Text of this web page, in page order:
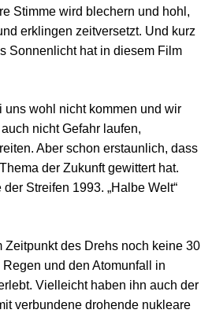
Stimme wird blechern und hohl,
erklingen zeitversetzt. Und kurz
Sonnenlicht hat in diesem Film
uns wohl nicht kommen und wir
nicht Gefahr laufen,
Aber schon erstaunlich, dass
der Zukunft gewittert hat.
Streifen 1993. „Halbe Welt“
Zeitpunkt des Drehs noch keine 30
und den Atomunfall in
Vielleicht haben ihn auch der
verbundene drohende nukleare